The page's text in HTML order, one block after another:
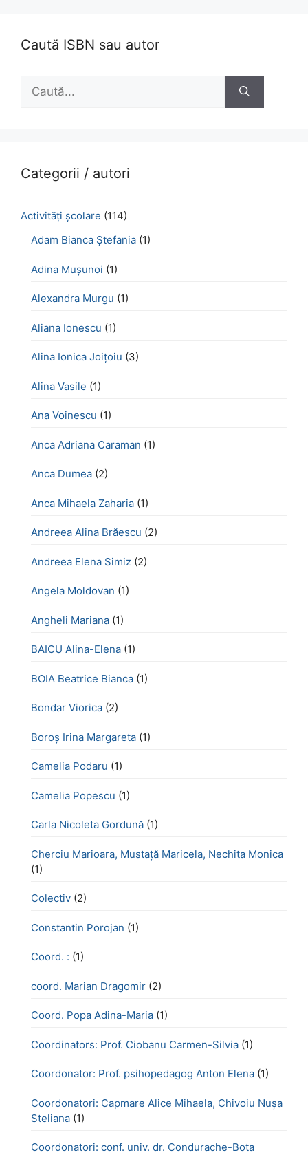
Caută ISBN sau autor
după:
Categorii / autori
Activităţi şcolare (114)
Adam Bianca Ștefania (1)
Adina Mușunoi (1)
Alexandra Murgu (1)
Aliana Ionescu (1)
Alina Ionica Joițoiu (3)
Alina Vasile (1)
Ana Voinescu (1)
Anca Adriana Caraman (1)
Anca Dumea (2)
Anca Mihaela Zaharia (1)
Andreea Alina Brăescu (2)
Andreea Elena Simiz (2)
Angela Moldovan (1)
Angheli Mariana (1)
BAICU Alina-Elena (1)
BOIA Beatrice Bianca (1)
Bondar Viorica (2)
Boroş Irina Margareta (1)
Camelia Podaru (1)
Camelia Popescu (1)
Carla Nicoleta Gordună (1)
Cherciu Marioara, Mustață Maricela, Nechita Monica
(1)
Colectiv (2)
Constantin Porojan (1)
Coord. : (1)
coord. Marian Dragomir (2)
Coord. Popa Adina-Maria (1)
Coordinators: Prof. Ciobanu Carmen-Silvia (1)
Coordonator: Prof. psihopedagog Anton Elena (1)
Coordonatori: Capmare Alice Mihaela, Chivoiu Nușa
Steliana (1)
Coordonatori: conf. univ. dr. Condurache-Bota